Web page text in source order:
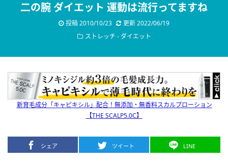
二の腕 ダイエット 運動は流行ってますね
投稿2010/10/23 更新2022/06/19
ストレッチ - ダイエット
新育毛成分「キャピキシル」配合！無添加・無香料スカルプローション
【THE SCALP5.0C】
シェア ツイート LINE